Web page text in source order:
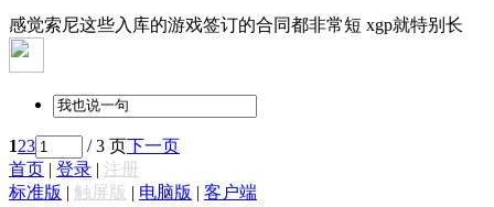
感觉索尼这些入库的游戏签订的合同都非常短 xgp就特别长
123 / 3 页下一页
首页 | 登录 | 注册
标准版 | 触屏版 | 电脑版 | 客户端